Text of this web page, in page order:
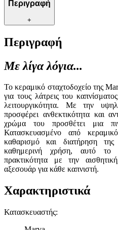
Περιγραφή
+
Περιγραφή
Με λίγα λόγια...
Το κεραμικό σταχτοδοχείο της
για τους λάτρεις του
λειτουργικότητα. Με την
προσφέρει ανθεκτικότητα και
χρώμα του προσθέτει μια
Κατασκευασμένο από
καθαρισμό και διατήρηση της
καθημερινή χρήση, αυτό το
πρακτικότητα με την
αξεσουάρ για κάθε καπνιστή.
Χαρακτηριστικά
Κατασκευαστής: